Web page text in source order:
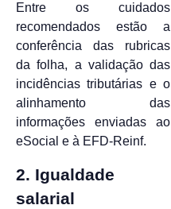
Entre os cuidados
recomendados estão a
conferência das rubricas
da folha, a validação das
incidências tributárias e o
alinhamento das
informações enviadas ao
eSocial e à EFD-Reinf.
2. Igualdade
salarial